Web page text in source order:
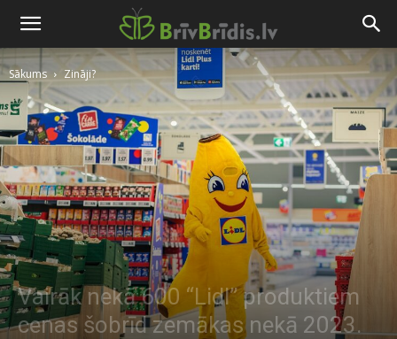
Sākums Zināji?
Vairāk nekā 600 “Lidl” produktiem
cenas šobrīd zemākas nekā 2023.